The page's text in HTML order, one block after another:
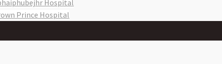
Hospital
Prince Hospital